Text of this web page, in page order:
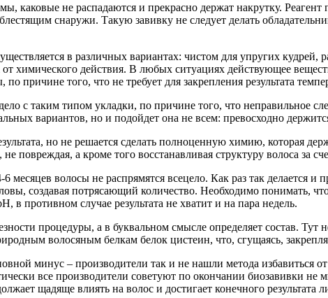
каковые не распадаются и прекрасно держат накрутку. Реагент
снаружи. Такую завивку не следует делать
в различных вариантах: чистом для упругих кудрей,
от химического действия. В любых ситуациях действующее
причине того, что не требует для закрепления результата
с таким типом укладки, по причине того, что неправильное
вариантов, но и подойдет она не всем: превосходно
но не решается сделать полноценную химию, которая
повреждая, а кроме того восстанавливая структуру волоса за
волосы не распрямятся всецело. Как раз так делается и
создавая потрясающий количество. Необходимо понимать,
в противном случае результата не хватит и на пара недель.
процедуры, а в буквальном смысле определяет состав.
волосяным белкам белок цистеин, что, сгущаясь,
минус – производители так и не нашли метода избавиться от
все производители советуют по окончании биозавивки не
щадяще влиять на волос и достигает конечного результата